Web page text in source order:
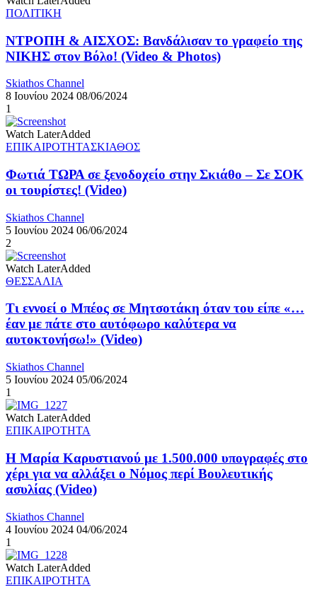
ΠΟΛΙΤΙΚΗ
ΝΤΡΟΠΗ & ΑΙΣΧΟΣ: Βανδάλισαν το γραφείο της
ΝΙΚΗΣ στον Βόλο! (Videο & Photos)
Skiathos Channel
8 Ιουνίου 2024 08/06/2024
1
Watch LaterAdded
ΕΠΙΚΑΙΡΟΤΗΤΑΣΚΙΑΘΟΣ
Φωτιά ΤΩΡΑ σε ξενοδοχείο στην Σκιάθο – Σε ΣΟΚ
οι τουρίστες! (Video)
Skiathos Channel
5 Ιουνίου 2024 06/06/2024
2
Watch LaterAdded
ΘΕΣΣΑΛΙΑ
Τι εννοεί ο Μπέος σε Μητσοτάκη όταν του είπε «…
έαν με πάτε στο αυτόφωρο καλύτερα να
αυτοκτονήσω!» (Video)
Skiathos Channel
5 Ιουνίου 2024 05/06/2024
1
Watch LaterAdded
ΕΠΙΚΑΙΡΟΤΗΤΑ
Η Μαρία Καρυστιανού με 1.500.000 υπογραφές στο
χέρι για να αλλάξει ο Νόμος περί Βουλευτικής
ασυλίας (Video)
Skiathos Channel
4 Ιουνίου 2024 04/06/2024
1
Watch LaterAdded
ΕΠΙΚΑΙΡΟΤΗΤΑ